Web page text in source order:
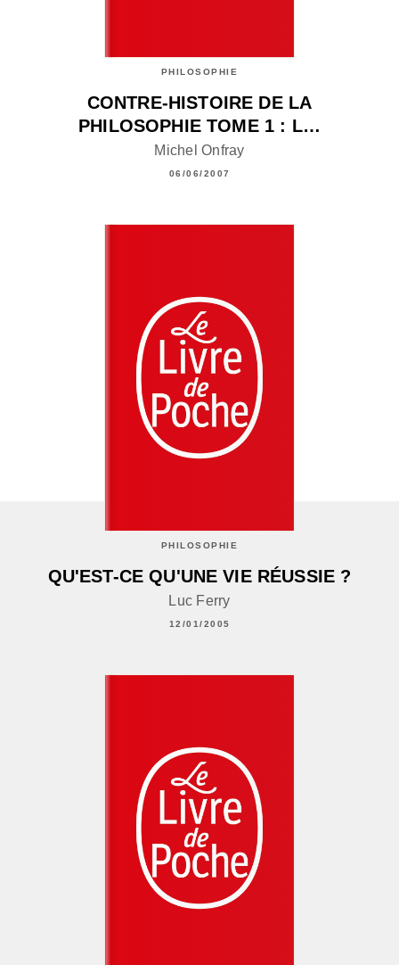
PHILOSOPHIE
CONTRE-HISTOIRE DE LA
PHILOSOPHIE TOME 1 : L…
Michel Onfray
06/06/2007
PHILOSOPHIE
QU'EST-CE QU'UNE VIE RÉUSSIE ?
Luc Ferry
12/01/2005